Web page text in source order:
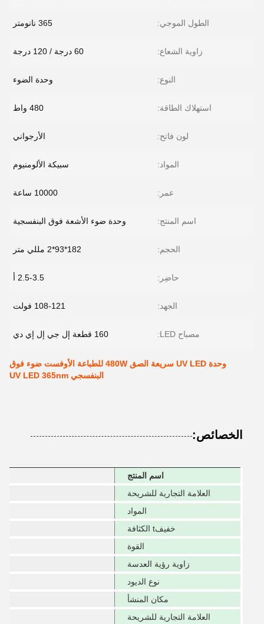
الطول الموجي: 365 نانومتر
زاوية الشعاع: 60 درجة / 120 درجة
النوع: وحدة الضوء
استهلاك الطاقة: 480 واط
لون فاتح: الأرجواني
المواد: سبيكة الألومنيوم
عمر: 10000 ساعة
اسم المنتج: وحدة ضوء الأشعة فوق البنفسجية
الحجم: 182*93*2 مللي متر
حاضِر: 2.5-3.5 أ
الجهد: 108-121 فولت
مصباح LED: 160 قطعة إل جي إل إي دي
وحدة UV LED سريعة الصق 480W للطباعة الأوفست ضوء فوق
البنفسجي UV LED 365nm
الخصائص:
اسم المنتج
العلامة التجارية للشريحة
المواد
خفيفt الكثافة
القوة
زاوية رؤية العدسة
نوع الديود
مكان المنشأ
العلامة التجارية للشريحة